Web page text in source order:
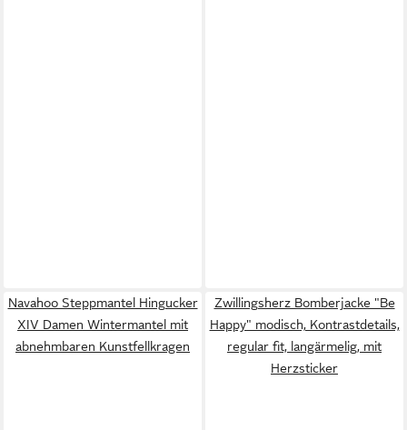
Navahoo Steppmantel Hingucker
XIV Damen Wintermantel mit
abnehmbaren Kunstfellkragen
Zwillingsherz Bomberjacke "Be
Happy" modisch, Kontrastdetails,
regular fit, langärmelig, mit
Herzsticker